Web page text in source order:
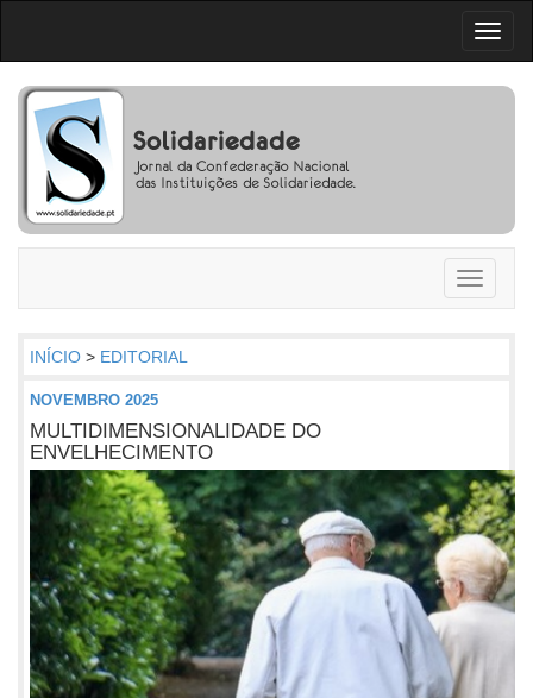
Toggle
INÍCIO > EDITORIAL
NOVEMBRO 2025
MULTIDIMENSIONALIDADE DO
ENVELHECIMENTO